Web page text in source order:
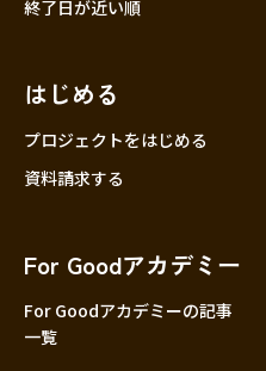
終了日が近い順
はじめる
プロジェクトをはじめる
資料請求する
For Goodアカデミー
For Goodアカデミーの記事
一覧